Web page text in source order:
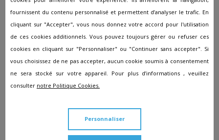
Devis obsèques
Pompes Funèbres Duthil-Mazens
Lauzerte effectue des devis personnalisés afin que vous
puissiez avoir une évaluation des montants à prévoir.
Entretien des sépultures
Des membres du personnel d'entretien de l'agence
Pompes Funèbres Duthil-Mazens
entretenir au quotidien la tombe ainsi que de les refleurir.
fournissent du contenu personnalisé et permettent d’analyser le trafic. En
cliquant sur "Accepter", vous nous donnez votre accord pour l'utilisation
de ces cookies additionnels. Vous pouvez toujours gérer ou refuser ces
cookies en cliquant sur "Personnaliser" ou "Continuer sans accepter". Si
vous choisissez de ne pas accepter, aucun cookie soumis à consentement
ne sera stocké sur votre appareil. Pour plus d’informations , veuillez
consulter notre Politique Cookies.
Personnaliser